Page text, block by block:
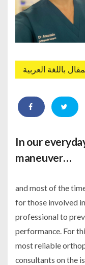
باللغة العربية
In our
maneuver…
and most of the
for those involved
professional to
performance. For
most reliable
consultants on the